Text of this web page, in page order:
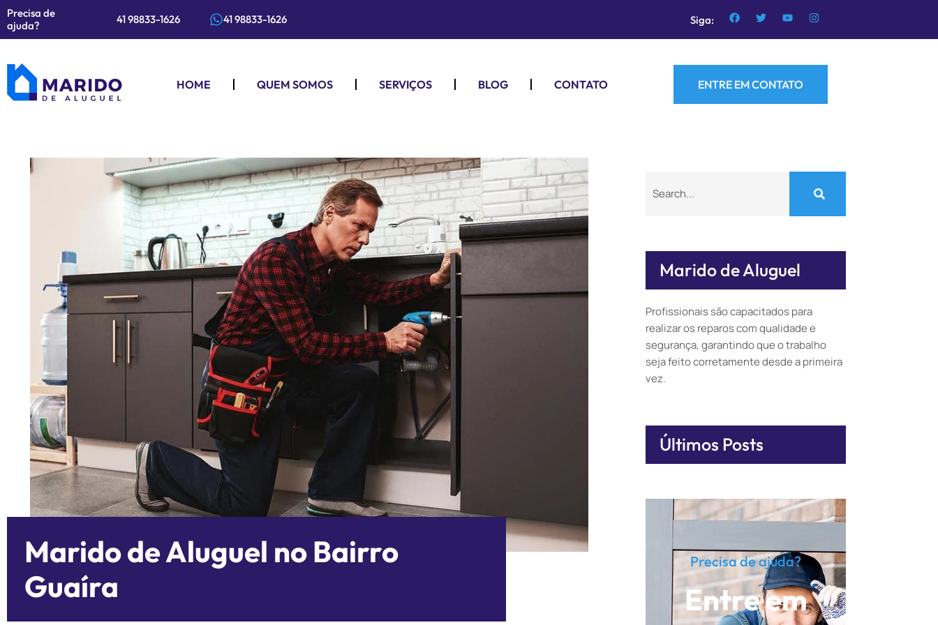
Precisa de
ajuda?
41 98833-1626 41 98833-1626 Siga:
HOME QUEM SOMOS SERVIÇOS BLOG CONTATO ENTRE EM CONTATO
Marido de Aluguel no Bairro
Guaíra
Marido de Aluguel
Profissionais são capacitados para
realizar os reparos com qualidade e
segurança, garantindo que o trabalho
seja feito corretamente desde a primeira
vez.
Últimos Posts
Precisa de ajuda?
Entre em